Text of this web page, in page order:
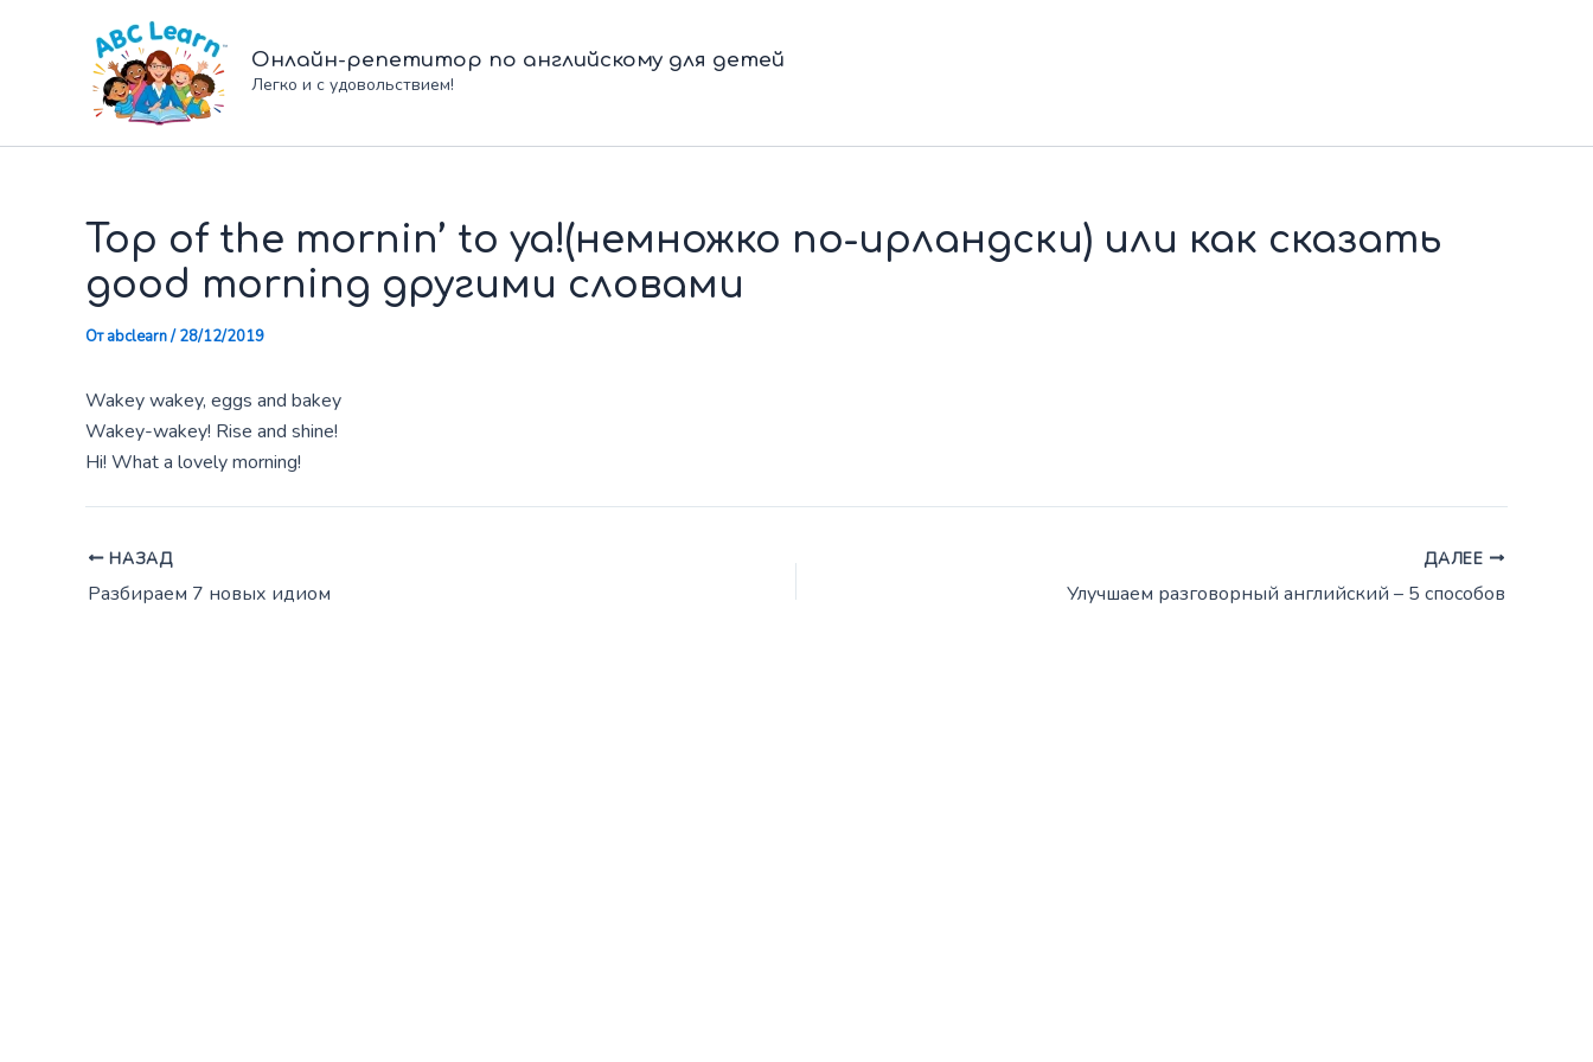
содержимому
Онлайн-репетитор по английскому для детей
Легко и с удовольствием!
Top of the mornin’ to ya!(немножко по-ирландски) или как сказать
good morning другими словами
Отabclearn/28/12/2019
Wakey wakey, eggs and bakey
Wakey-wakey! Rise and shine!
Hi! What a lovely morning!
НАЗАД
Разбираем 7 новых идиом
ДАЛЕЕ
Улучшаем разговорный английский – 5 способов